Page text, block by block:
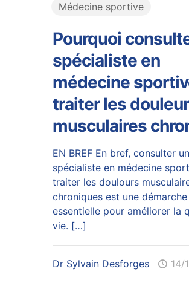
Médecine sportive
Pourquoi
spécialiste en
médecine
traiter les
musculaires
EN BREF En bref, consulter un
spécialiste en médecine
traiter les doulours
chroniques est une démarche
essentielle pour améliorer la
vie. […]
Dr Sylvain Desforges 14/